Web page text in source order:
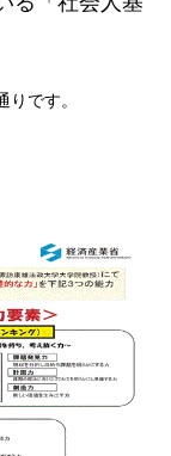
です。